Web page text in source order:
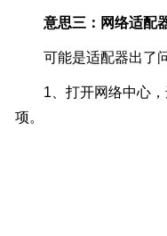
意思三：网络适配
可能是适配器出了问
1、打开网络中心，
项。